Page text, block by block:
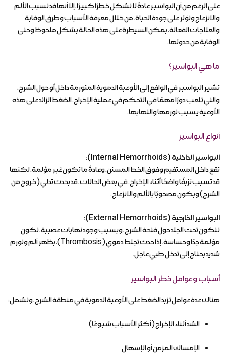
على الرغم من أن البواسير عادةً لا تشكل خطرًا كبيرًا، إلا أنها قد تسبب الألم
والانزعاج وتؤثر على جودة الحياة. من خلال معرفة الأسباب وطرق الوقاية
والعلاجات الفعالة، يمكن السيطرة على هذه الحالة بشكل ملحوظ وحتى
الوقاية من حدوثها.
ما هي البواسير؟
تشير البواسير في الواقع إلى الأوعية الدموية المتورمة داخل أو حول الشرج،
والتي تلعب دورًا مهمًا في التحكم في عملية الإخراج. الضغط الزائد على هذه
الأوعية يسبب تورمها والتهابها.
أنواع البواسير
البواسير الداخلية (Internal Hemorrhoids):
تقع داخل المستقيم وفوق الخط المسنن، وعادةً ما تكون غير مؤلمة، لكنها
قد تسبب نزيفًا واضحًا أثناء الإخراج. في بعض الحالات، قد يحدث تدلي (خروج من
الشرج) ويكون مصحوبًا بالألم والانزعاج.
البواسير الخارجية (External Hemorrhoids):
تتكون تحت الجلد حول فتحة الشرج، وبسبب وجود نهايات عصبية، تكون
مؤلمة جدًا وحساسة. إذا حدث تجلط دموي (Thrombosis)، يظهر ألم وتورم
شديد يحتاج إلى تدخل طبي عاجل.
أسباب وعوامل خطر البواسير
هناك عدة عوامل تزيد الضغط على الأوعية الدموية في منطقة الشرج، وتشمل:
الشد أثناء الإخراج (أكثر الأسباب شيوعًا)
الإمساك المزمن أو الإسهال